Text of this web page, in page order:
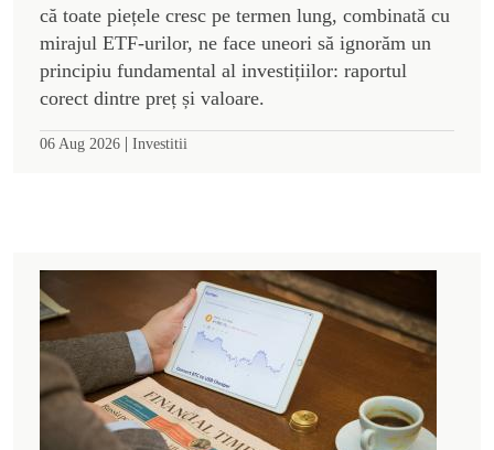
că toate piețele cresc pe termen lung, combinată cu
mirajul ETF-urilor, ne face uneori să ignorăm un
principiu fundamental al investițiilor: raportul
corect dintre preț și valoare.
06 Aug 2026 | Investitii